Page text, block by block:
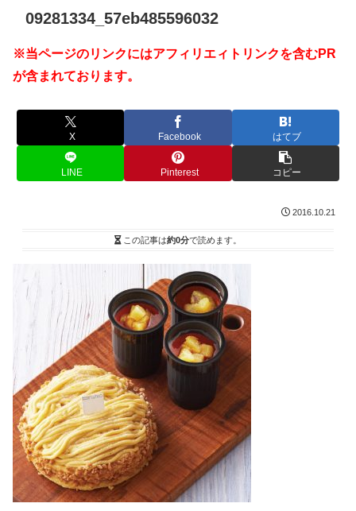
09281334_57eb485596032
※当ページのリンクにはアフィリエィトリンクを含むPR
が含まれております。
X Facebook はてブ
LINE Pinterest コピー
2016.10.21
この記事は約0分で読めます。